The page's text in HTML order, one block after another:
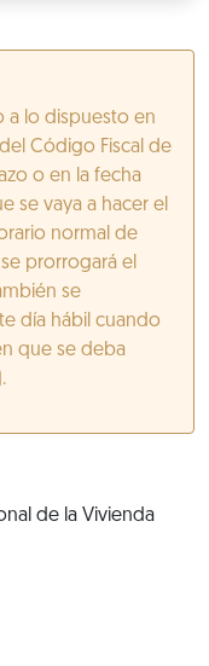
a lo dispuesto en
Código Fiscal de
o en la fecha
se vaya a hacer el
normal de
prorrogará el
se
día hábil cuando
que se deba
de la Vivienda